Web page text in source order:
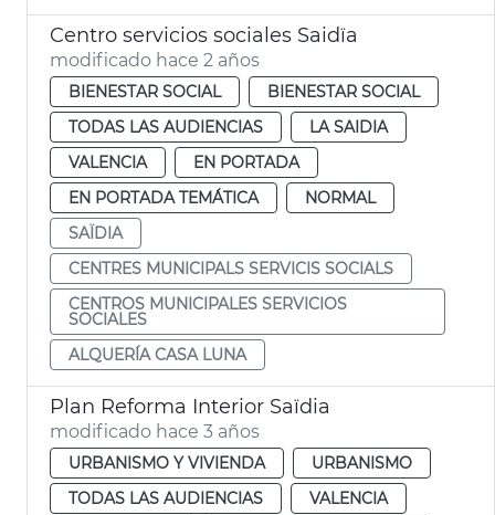
Centro servicios sociales Saidïa
modificado hace 2 años
BIENESTAR SOCIAL
BIENESTAR SOCIAL
TODAS LAS AUDIENCIAS
LA SAIDIA
VALENCIA
EN PORTADA
EN PORTADA TEMÁTICA
NORMAL
SAÏDIA
CENTRES MUNICIPALS SERVICIS SOCIALS
CENTROS MUNICIPALES SERVICIOS
SOCIALES
ALQUERÍA CASA LUNA
Plan Reforma Interior Saïdia
modificado hace 3 años
URBANISMO Y VIVIENDA
URBANISMO
TODAS LAS AUDIENCIAS
VALENCIA